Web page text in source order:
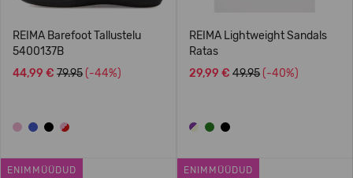
REIMA Barefoot Tallustelu
5400137B
44,99 € 79.95 (-44%)
REIMA Lightweight Sandals
Ratas
29,99 € 49.95 (-40%)
ENIMMÜÜDUD ENIMMÜÜDUD